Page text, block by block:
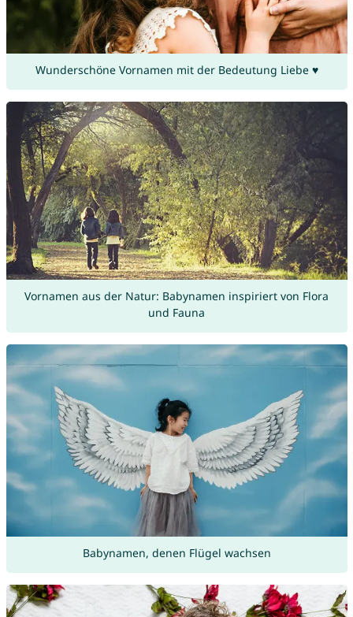
Wunderschöne Vornamen mit der Bedeutung Liebe ♥
Vornamen aus der Natur: Babynamen inspiriert von Flora
und Fauna
Babynamen, denen Flügel wachsen